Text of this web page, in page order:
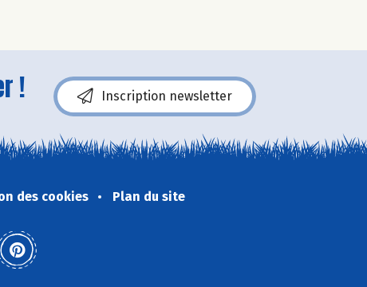
! Inscription newsletter
des cookies Plan du site